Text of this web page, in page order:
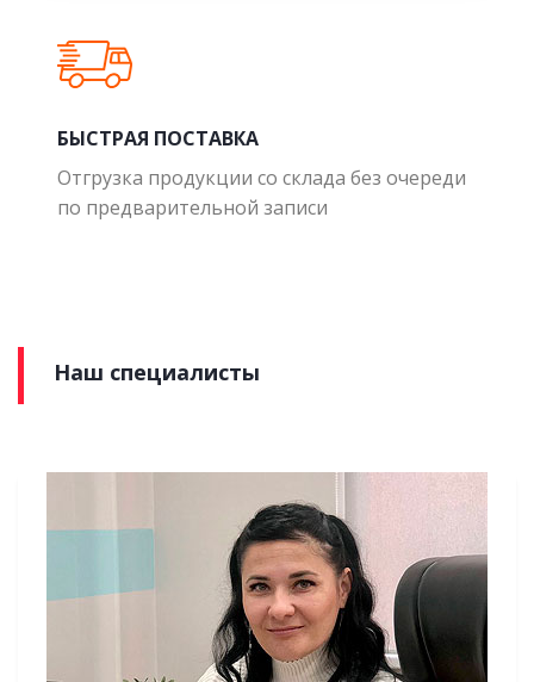
БЫСТРАЯ ПОСТАВКА
Отгрузка продукции со склада без очереди
по предварительной записи
Наш специалисты